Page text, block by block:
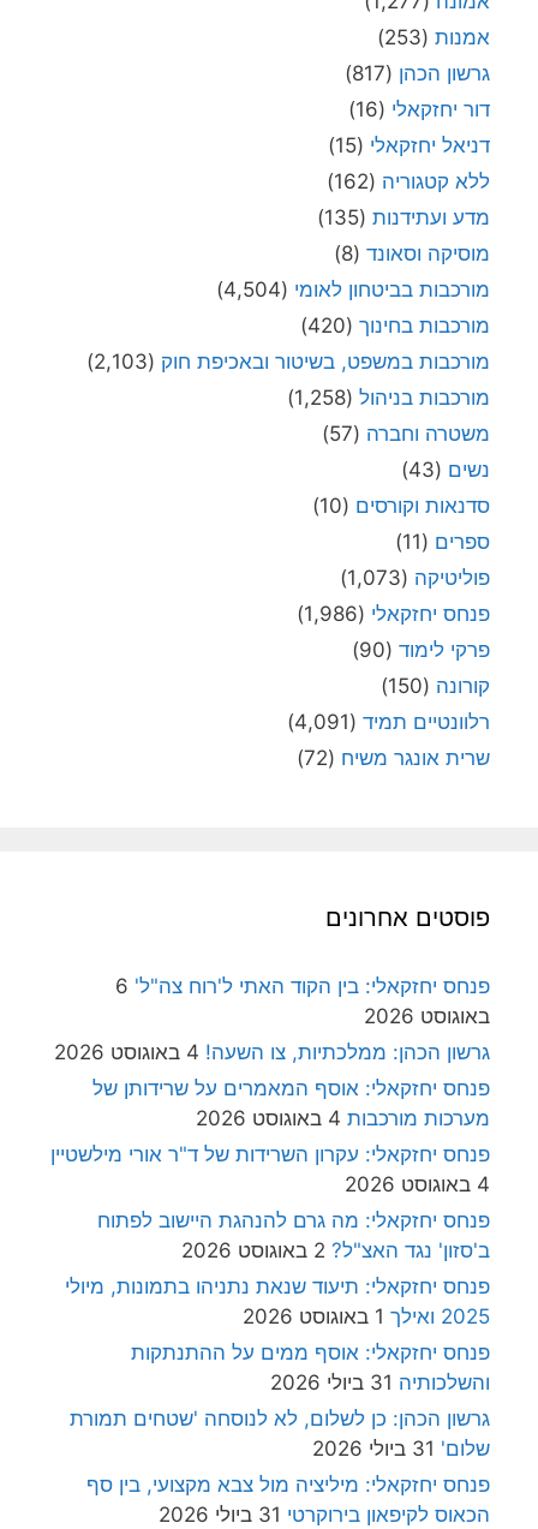
אמנות (253)
גרשון הכהן (817)
דור יחזקאלי (16)
דניאל יחזקאלי (15)
ללא קטגוריה (162)
מדע ועתידנות (135)
מוסיקה וסאונד (8)
מורכבות בביטחון לאומי (4,504)
מורכבות בחינוך (420)
מורכבות במשפט, בשיטור ובאכיפת חוק (2,103)
מורכבות בניהול (1,258)
משטרה וחברה (57)
נשים (43)
סדנאות וקורסים (10)
ספרים (11)
פוליטיקה (1,073)
פנחס יחזקאלי (1,986)
פרקי לימוד (90)
קורונה (150)
רלוונטיים תמיד (4,091)
שרית אונגר משיח (72)
פוסטים אחרונים
פנחס יחזקאלי: בין הקוד האתי ל'רוח צה"ל' 6
באוגוסט 2026
גרשון הכהן: ממלכתיות, צו השעה! 4 באוגוסט 2026
פנחס יחזקאלי: אוסף המאמרים על שרידותן של
מערכות מורכבות 4 באוגוסט 2026
פנחס יחזקאלי: עקרון השרידות של ד"ר אורי מילשטיין
4 באוגוסט 2026
פנחס יחזקאלי: מה גרם להנהגת היישוב לפתוח
ב'סזון' נגד האצ"ל? 2 באוגוסט 2026
פנחס יחזקאלי: תיעוד שנאת נתניהו בתמונות, מיולי
2025 ואילך
1 באוגוסט 2026
פנחס יחזקאלי: אוסף ממים על ההתנתקות
והשלכותיה 31 ביולי 2026
גרשון הכהן: כן לשלום, לא לנוסחה 'שטחים תמורת
שלום' 31 ביולי 2026
פנחס יחזקאלי: מיליציה מול צבא מקצועי, בין סף
הכאוס לקיפאון בירוקרטי 31 ביולי 2026